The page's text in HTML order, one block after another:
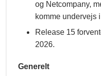
og Netcompany,
komme undervejs
Release 15
2026.
Generelt